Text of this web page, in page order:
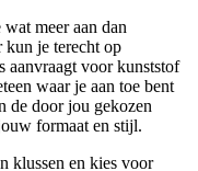
meer aan dan
je terecht op
aanvraagt voor kunststof
waar je aan toe bent
de door jou gekozen
formaat en stijl.
klussen en kies voor